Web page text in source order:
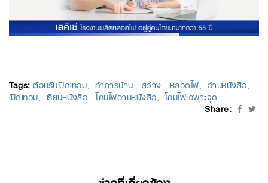
Tags:ต้อนรับเปิดเทอม ทำการบ้าน สว่าง หลอดไฟ อ่านหนังสือ
เปิดเทอม เรียนหนังสือ โคมไฟอ่านหนังสือ โคมไฟเฉพาะจุด
Share: